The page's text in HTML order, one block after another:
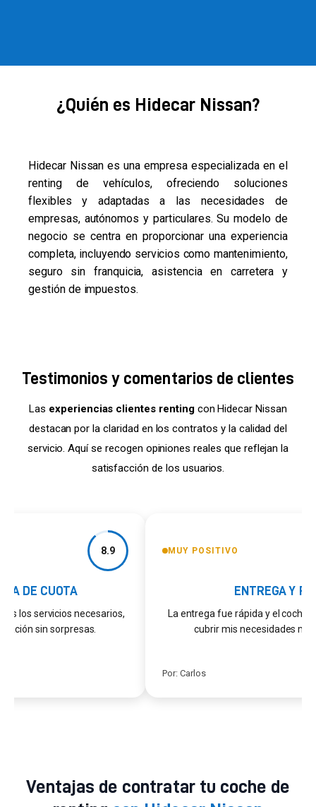
¿Quién es Hidecar Nissan?
Hidecar Nissan es una empresa especializada en el
renting de vehículos, ofreciendo soluciones
flexibles y adaptadas a las necesidades de
empresas, autónomos y particulares. Su modelo de
negocio se centra en proporcionar una experiencia
completa, incluyendo servicios como mantenimiento,
seguro sin franquicia, asistencia en carretera y
gestión de impuestos.
Testimonios y comentarios de clientes
Las experiencias clientes rentingcon Hidecar Nissan
destacan por la claridad en los contratos y la calidad del
servicio. Aquí se recogen opiniones reales que reflejan la
satisfacción de los usuarios.
8.9
DE CUOTA
los servicios necesarios,
sin sorpresas.
MUY POSITIVO
ENTREGA Y
La entrega fue rápida y el coche
cubrir mis necesidades
Por: Carlos
Ventajas de contratar tu coche de